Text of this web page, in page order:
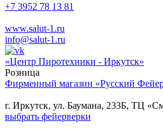
+7 3952 78 13 81
www.salut-1.ru
info@salut-1.ru
«Центр Пиротехники - Иркутск»
Розница
Фирменный магазин «Русский
г. Иркутск, ул. Баумана, 233Б, ТЦ
выбрать фейерверки